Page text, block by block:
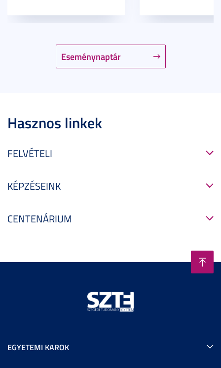
Eseménynaptár
Hasznos linkek
FELVÉTELI
KÉPZÉSEINK
CENTENÁRIUM
EGYETEMI KAROK